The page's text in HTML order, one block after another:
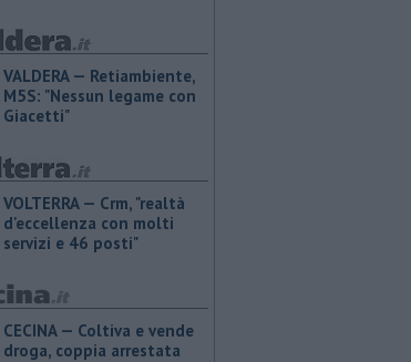
VALDERA — Retiambiente,
M5S: "Nessun legame con
Giacetti"
VOLTERRA — Crm, "realtà
d'eccellenza con molti
servizi e 46 posti"
CECINA — Coltiva e vende
droga, coppia arrestata